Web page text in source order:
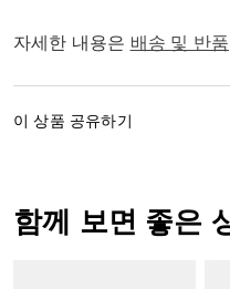
자세한 내용은 배송 및 반품
이 상품 공유하기
함께 보면 좋은